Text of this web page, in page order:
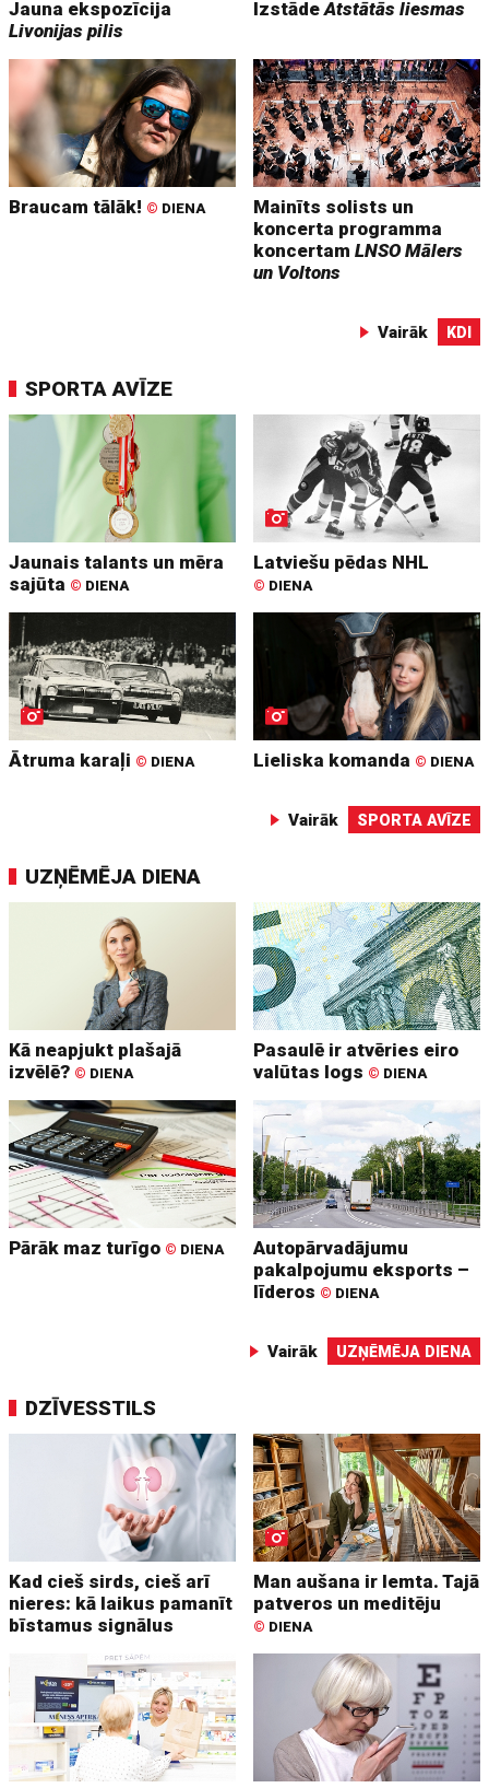
Jauna ekspozīcija
Livonijas pilis
IzstādeAtstātās liesmas
Braucam tālāk! © DIENA
Mainīts solists un
koncerta programma
koncertamLNSO Mālers
un Voltons
Vairāk KDI
SPORTA AVĪZE
Jaunais talants un mēra
sajūta © DIENA
Latviešu pēdas NHL
© DIENA
Ātruma karaļi © DIENA Lieliska komanda © DIENA
Vairāk SPORTA AVĪZE
UZŅĒMĒJA DIENA
Kā neapjukt plašajā
izvēlē? © DIENA
Pasaulē ir atvēries eiro
valūtas logs © DIENA
Pārāk maz turīgo © DIENA
Autopārvadājumu
pakalpojumu eksports –
līderos © DIENA
Vairāk UZŅĒMĒJA DIENA
DZĪVESSTILS
Kad cieš sirds, cieš arī
nieres: kā laikus pamanīt
bīstamus signālus
Man aušana ir lemta. Tajā
patveros un meditēju
© DIENA